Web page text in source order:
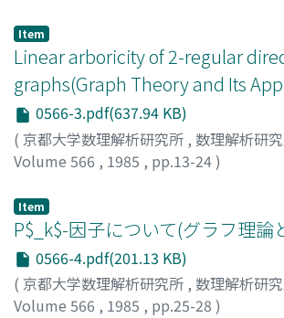
Item
Linear arboricity of 2-regular
graphs(Graph Theory and Its
0566-3.pdf(637.94 KB)
( 京都大学数理解析研究所 , 数理解析研
Volume 566 , 1985 , pp.13-24)
ナカヤマ, アキラ
Item
P$_k$-因子について(グラフ理論
0566-4.pdf(201.13 KB)
( 京都大学数理解析研究所 , 数理解析研
Volume 566 , 1985 , pp.25-28 )